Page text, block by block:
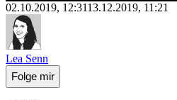
02.10.2019, 12:3113.12.2019, 11:21
Lea Senn
Folge mir